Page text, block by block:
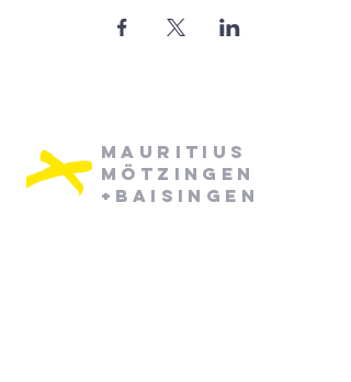
Mauritius
Mötzingen
+Baisingen